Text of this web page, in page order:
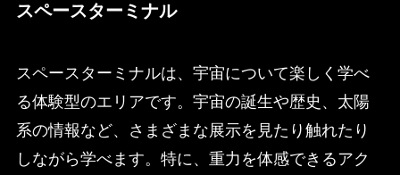
スペースターミナル
スペースターミナルは、宇宙について楽しく学べ
る体験型のエリアです。宇宙の誕生や歴史、太陽
系の情報など、さまざまな展示を見たり触れたり
しながら学べます。特に、重力を体感できるアク